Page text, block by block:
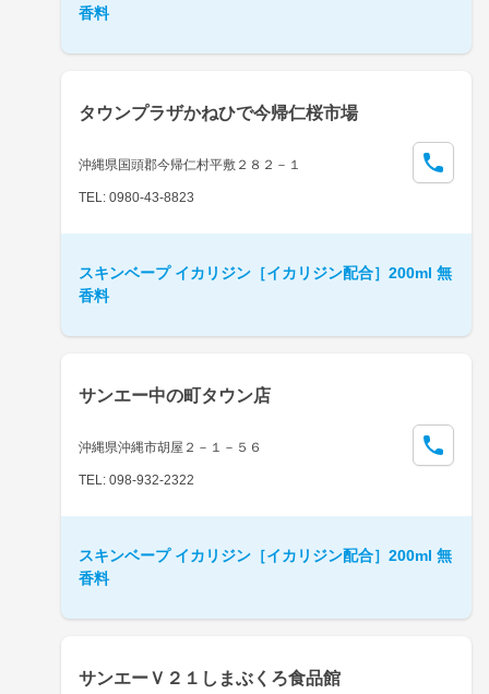
香料
タウンプラザかねひで今帰仁桜市場
沖縄県国頭郡今帰仁村平敷２８２－１
TEL: 0980-43-8823
スキンベープ イカリジン［イカリジン配合］200ml 無
香料
サンエー中の町タウン店
沖縄県沖縄市胡屋２－１－５６
TEL: 098-932-2322
スキンベープ イカリジン［イカリジン配合］200ml 無
香料
サンエーＶ２１しまぶくろ食品館